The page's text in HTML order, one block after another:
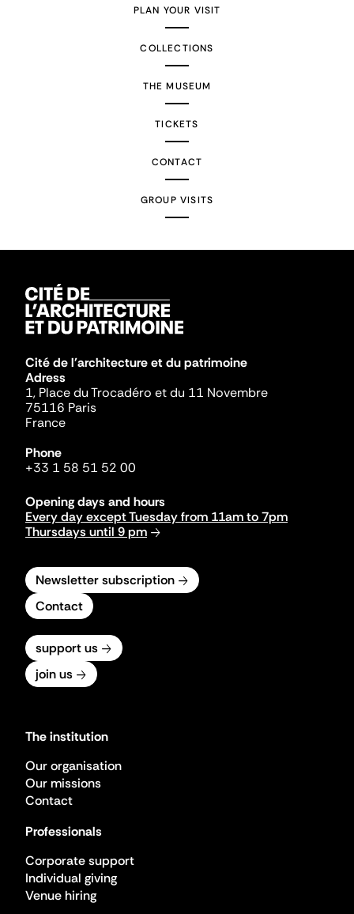
PLAN YOUR VISIT
COLLECTIONS
THE MUSEUM
TICKETS
CONTACT
GROUP VISITS
Cité de l'architecture et du patrimoine
Adress
1, Place du Trocadéro et du 11 Novembre
75116 Paris
France
Phone
+33 1 58 51 52 00
Opening days and hours
Every day except Tuesday from 11am to 7pm
Thursdays until 9 pm
Newsletter subscription
Contact
support us
join us
The institution
Our organisation
Our missions
Contact
Professionals
Corporate support
Individual giving
Venue hiring